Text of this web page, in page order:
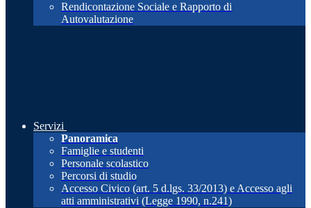
Rendicontazione Sociale e Rapporto di
Autovalutazione
Servizi
Panoramica
Famiglie e studenti
Personale scolastico
Percorsi di studio
Accesso Civico (art. 5 d.lgs. 33/2013) e Accesso agli
atti amministrativi (Legge 1990, n.241)